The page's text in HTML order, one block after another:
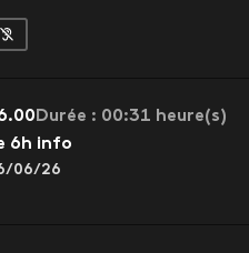
Durée : 00:31 heure(s)
6h info
06/26